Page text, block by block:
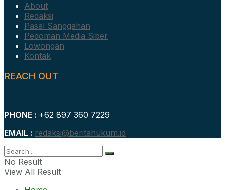
About
Redaksi
Pasal Sanggahan
Pedoman Media Siber
Lowongan
Kontak
REACH OUT
PHONE : +62 897 360 7229
EMAIL : redaksi@beritahukum.id
No Result
View All Result